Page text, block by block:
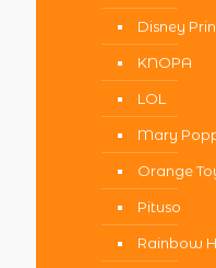
Disney
KNOPA
LOL
Mary
Orange
Pituso
Rainbow